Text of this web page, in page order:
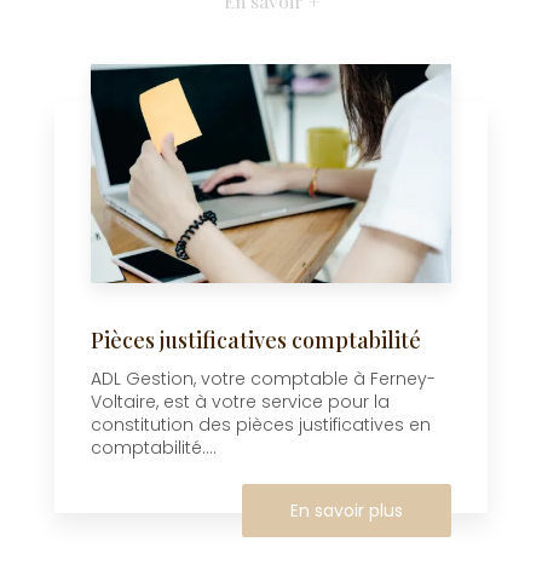
Pièces justificatives comptabilité
ADL Gestion, votre comptable à Ferney-
Voltaire, est à votre service pour la
constitution des pièces justificatives en
comptabilité....
En savoir plus